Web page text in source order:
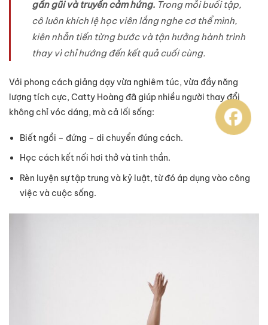
gần gũi và truyền cảm hứng. Trong mỗi buổi tập,
cô luôn khích lệ học viên lắng nghe cơ thể mình,
kiên nhẫn tiến từng bước và tận hưởng hành trình
thay vì chỉ hướng đến kết quả cuối cùng.
Với phong cách giảng dạy vừa nghiêm túc, vừa đầy năng
lượng tích cực, Catty Hoàng đã giúp nhiều người thay đổi
không chỉ vóc dáng, mà cả lối sống:
Biết ngồi – đứng – di chuyển đúng cách.
Học cách kết nối hơi thở và tinh thần.
Rèn luyện sự tập trung và kỷ luật, từ đó áp dụng vào công
việc và cuộc sống.